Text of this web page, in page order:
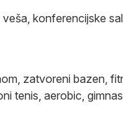
konferencijske
zatvoreni bazen,
tenis, aerobic,